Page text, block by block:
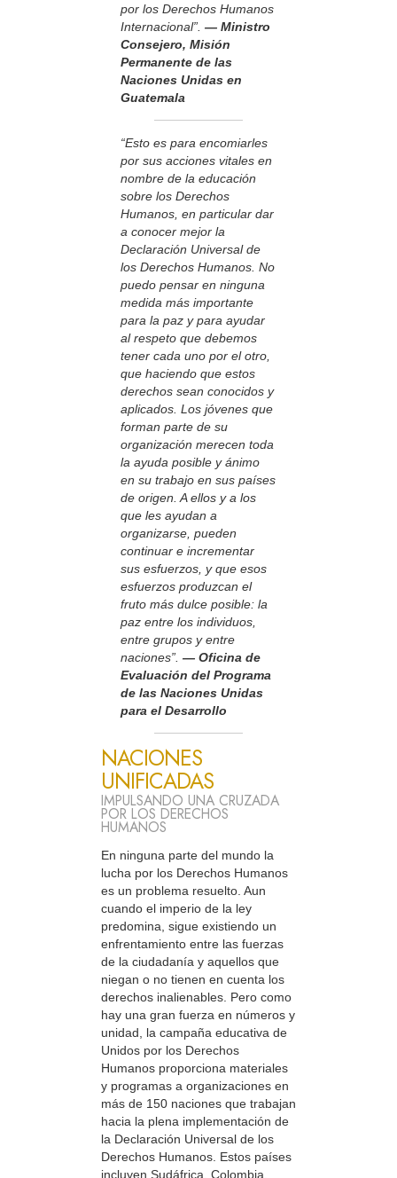
por los Derechos Humanos
Internacional”. — Ministro
Consejero, Misión
Permanente de las
Naciones Unidas en
Guatemala
“Esto es para encomiarles
por sus acciones vitales en
nombre de la educación
sobre los Derechos
Humanos, en particular dar
a conocer mejor la
Declaración Universal de
los Derechos Humanos. No
puedo pensar en ninguna
medida más importante
para la paz y para ayudar
al respeto que debemos
tener cada uno por el otro,
que haciendo que estos
derechos sean conocidos y
aplicados. Los jóvenes que
forman parte de su
organización merecen toda
la ayuda posible y ánimo
en su trabajo en sus países
de origen. A ellos y a los
que les ayudan a
organizarse, pueden
continuar e incrementar
sus esfuerzos, y que esos
esfuerzos produzcan el
fruto más dulce posible: la
paz entre los individuos,
entre grupos y entre
naciones”. — Oficina de
Evaluación del Programa
de las Naciones Unidas
para el Desarrollo
NACIONES
UNIFICADAS
IMPULSANDO UNA CRUZADA
POR LOS DERECHOS
HUMANOS
En ninguna parte del mundo la
lucha por los Derechos Humanos
es un problema resuelto. Aun
cuando el imperio de la ley
predomina, sigue existiendo un
enfrentamiento entre las fuerzas
de la ciudadanía y aquellos que
niegan o no tienen en cuenta los
derechos inalienables. Pero como
hay una gran fuerza en números y
unidad, la campaña educativa de
Unidos por los Derechos
Humanos proporciona materiales
y programas a organizaciones en
más de 150 naciones que trabajan
hacia la plena implementación de
la Declaración Universal de los
Derechos Humanos. Estos países
incluyen Sudáfrica, Colombia,